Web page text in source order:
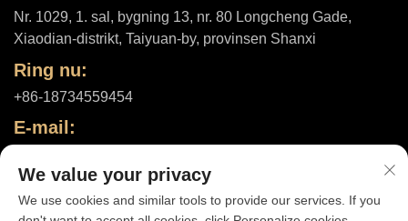
Nr. 1029, 1. sal, bygning 13, nr. 80 Longcheng Gade,
Xiaodian-distrikt, Taiyuan-by, provinsen Shanxi
Ring nu:
+86-18734559454
E-mail:
We value your privacy
We use cookies and similar tools to provide our services. If you